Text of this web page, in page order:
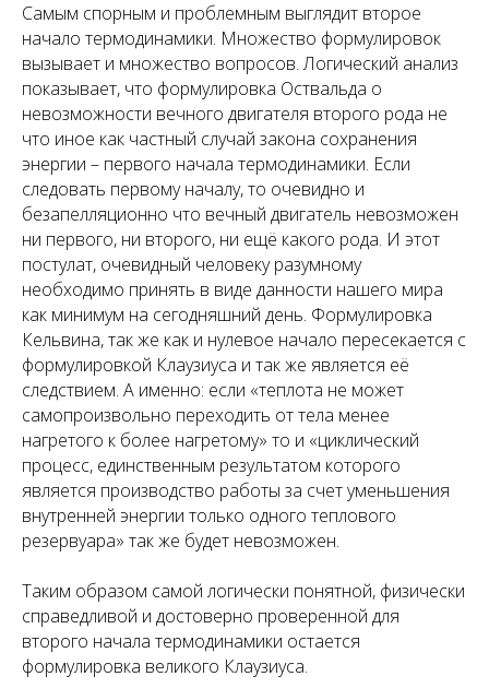
Самым спорным и проблемным выглядит второе
начало термодинамики. Множество формулировок
вызывает и множество вопросов. Логический анализ
показывает, что формулировка Оствальда о
невозможности вечного двигателя второго рода не
что иное как частный случай закона сохранения
энергии – первого начала термодинамики. Если
следовать первому началу, то очевидно и
безапелляционно что вечный двигатель невозможен
ни первого, ни второго, ни ещё какого рода. И этот
постулат, очевидный человеку разумному
необходимо принять в виде данности нашего мира
как минимум на сегодняшний день. Формулировка
Кельвина, так же как и нулевое начало пересекается с
формулировкой Клаузиуса и так же является её
следствием. А именно: если «теплота не может
самопроизвольно переходить от тела менее
нагретого к более нагретому» то и «циклический
процесс, единственным результатом которого
является производство работы за счет уменьшения
внутренней энергии только одного теплового
резервуара» так же будет невозможен.
Таким образом самой логически понятной, физически
справедливой и достоверно проверенной для
второго начала термодинамики остается
формулировка великого Клаузиуса.